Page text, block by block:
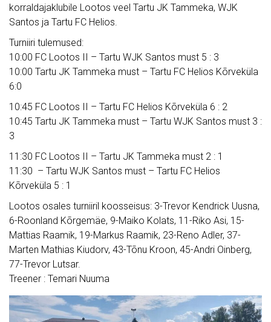
korraldajaklubile Lootos veel Tartu JK Tammeka, WJK
Santos ja Tartu FC Helios.
Turniiri tulemused:
10:00 FC Lootos II – Tartu WJK Santos must 5 : 3
10:00 Tartu JK Tammeka must – Tartu FC Helios Kõrveküla
6:0
10:45 FC Lootos II – Tartu FC Helios Kõrveküla 6 : 2
10:45 Tartu JK Tammeka must – Tartu WJK Santos must 3 :
3
11:30 FC Lootos II – Tartu JK Tammeka must 2 : 1
11:30 – Tartu WJK Santos must – Tartu FC Helios
Kõrveküla 5 : 1
Lootos osales turniiril koosseisus: 3-Trevor Kendrick Uusna,
6-Roonland Kõrgemäe, 9-Maiko Kolats, 11-Riko Asi, 15-
Mattias Raamik, 19-Markus Raamik, 23-Reno Adler, 37-
Marten Mathias Kiudorv, 43-Tõnu Kroon, 45-Andri Oinberg,
77-Trevor Lutsar.
Treener : Temari Nuuma